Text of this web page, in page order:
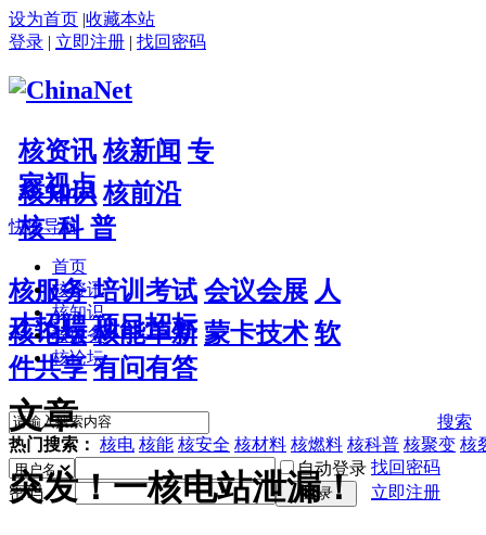
设为首页 |收藏本站
登录 | 立即注册 | 找回密码
核资讯 核新闻 专
家视点
核知识 核前沿
核 科 普
核服务 培训考试 会议会展 人
才招聘 项目招标
核论坛 核能革新 蒙卡技术 软
件共享 有问有答
搜索
热门搜索： 核电 核能 核安全 核材料 核燃料 核科普 核聚变 核
自动登录 找回密码
密码
登录 立即注册
快捷导航
首页
核资讯
核知识
核服务
核论坛
文章
突发！一核电站泄漏！